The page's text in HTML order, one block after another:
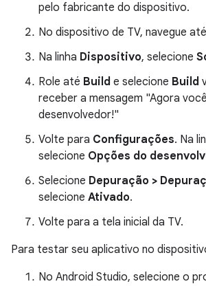
pelo fabricante do dispositivo.
No dispositivo de TV, navegue até
Na linha Dispositivo, selecione
Role até Build e selecione Build
receber a mensagem "Agora
desenvolvedor!"
Volte para Configurações. Na
selecione Opções do
Selecione Depuração >
selecione Ativado.
Volte para a tela inicial da TV.
Para testar seu aplicativo no
No Android Studio, selecione o